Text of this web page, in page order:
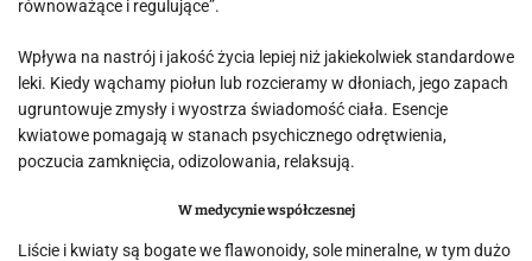
równoważące i regulujące”.
Wpływa na nastrój i jakość życia lepiej niż jakiekolwiek standardowe
leki. Kiedy wąchamy piołun lub rozcieramy w dłoniach, jego zapach
ugruntowuje zmysły i wyostrza świadomość ciała. Esencje
kwiatowe pomagają w stanach psychicznego odrętwienia,
poczucia zamknięcia, odizolowania, relaksują.
W medycynie współczesnej
Liście i kwiaty są bogate we flawonoidy, sole mineralne, w tym dużo